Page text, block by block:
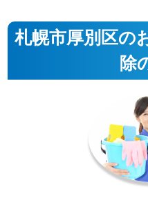
札幌市厚別区の
除